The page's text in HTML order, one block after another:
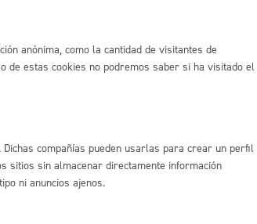
anónima, como la cantidad de visitantes de
de estas cookies no podremos saber si ha visitado el
compañías pueden usarlas para crear un perfil
sitios sin almacenar directamente información
ni anuncios ajenos.